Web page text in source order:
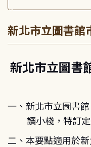
:::
新北市立圖書館
新北市立圖書
一、新北市立圖書
讀小棧，特訂
二、本要點適用於